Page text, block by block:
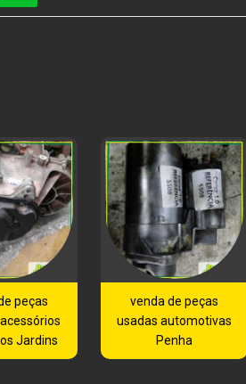
peças
Jardins
venda de peças
usadas automotivas
Penha